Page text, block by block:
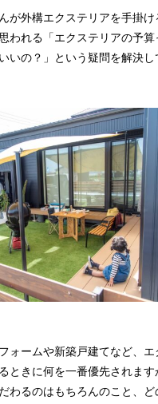
が外構エクステリアを手掛け
われる「エクステリアの予算
いの？」という疑問を解決し
ォームや新築戸建てなど、エ
ときに何を一番優先されます
わるのはもちろんのこと、ど